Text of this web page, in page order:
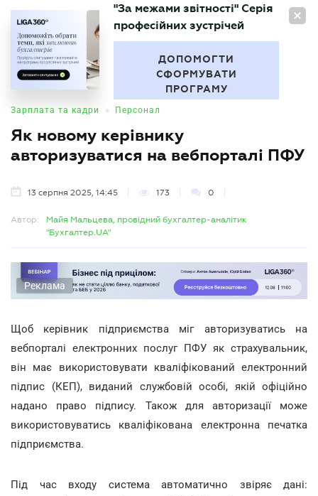
UA
БУХГАЛТЕР
"За межами звітності" Серія
професійних зустрічей
ДОПОМОГТИ
СФОРМУВАТИ
ПРОГРАМУ
Зарплата та кадри • Персонал
Як новому керівнику
авторизуватися на вебпорталі ПФУ
13 серпня 2025, 14:45 173 0
Автор:
Майя Мальцева, провідний бухгалтер-аналітик
"Бухгалтер.UA"
Реклама
Щоб керівник підприємства міг авторизуватись на
вебпорталі електронних послуг ПФУ як страхувальник,
він має використовувати кваліфікований електронний
підпис (КЕП), виданий службовій особі, якій офіційно
надано право підпису. Також для авторизації може
використовуватись кваліфікована електронна печатка
підприємства.
Під час входу система автоматично звіряє дані: